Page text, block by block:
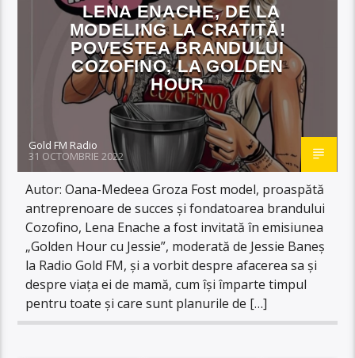
LENA ENACHE, DE LA
MODELING LA CRATIȚĂ!
POVESTEA BRANDULUI
COZOFINO, LA GOLDEN
HOUR
Gold FM Radio
31 OCTOMBRIE 2022
Autor: Oana-Medeea Groza Fost model, proaspătă
antreprenoare de succes și fondatoarea brandului
Cozofino, Lena Enache a fost invitată în emisiunea
„Golden Hour cu Jessie”, moderată de Jessie Baneș
la Radio Gold FM, și a vorbit despre afacerea sa și
despre viața ei de mamă, cum își împarte timpul
pentru toate și care sunt planurile de […]